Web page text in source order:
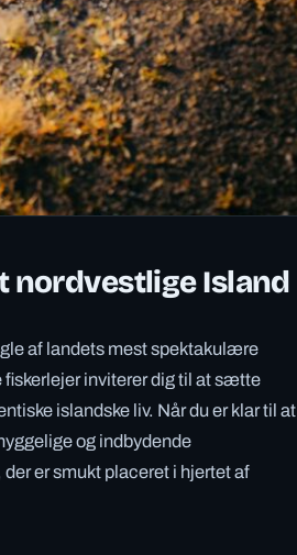
nordvestlige Island
af landets mest spektakulære
fiskerlejer inviterer dig til at sætte
islandske liv. Når du er klar til at
og indbydende
er smukt placeret i hjertet af